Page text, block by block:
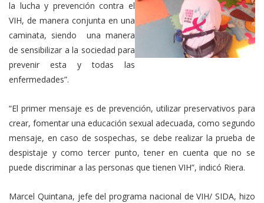
la lucha y prevención contra el
VIH, de manera conjunta en una
caminata, siendo una manera
de sensibilizar a la sociedad para
prevenir esta y todas las
enfermedades”.
“El primer mensaje es de prevención, utilizar preservativos para
crear, fomentar una educación sexual adecuada, como segundo
mensaje, en caso de sospechas, se debe realizar la prueba de
despistaje y como tercer punto, tener en cuenta que no se
puede discriminar a las personas que tienen VIH”, indicó Riera.
Marcel Quintana, jefe del programa nacional de VIH/ SIDA, hizo